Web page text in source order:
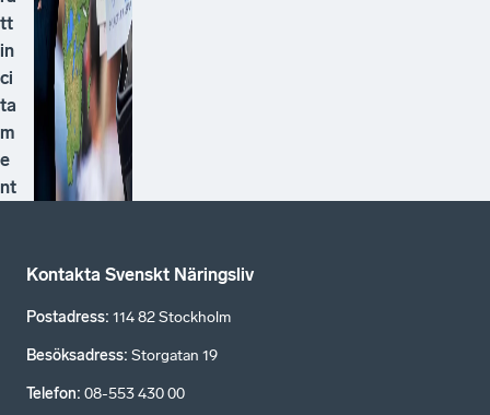
tt
in
ci
ta
m
e
nt
Kontakta Svenskt Näringsliv
Postadress: 114 82 Stockholm
Besöksadress: Storgatan 19
Telefon: 08-553 430 00